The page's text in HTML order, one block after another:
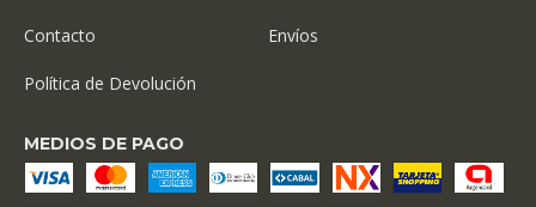
Contacto Envíos
Política de Devolución
MEDIOS DE PAGO